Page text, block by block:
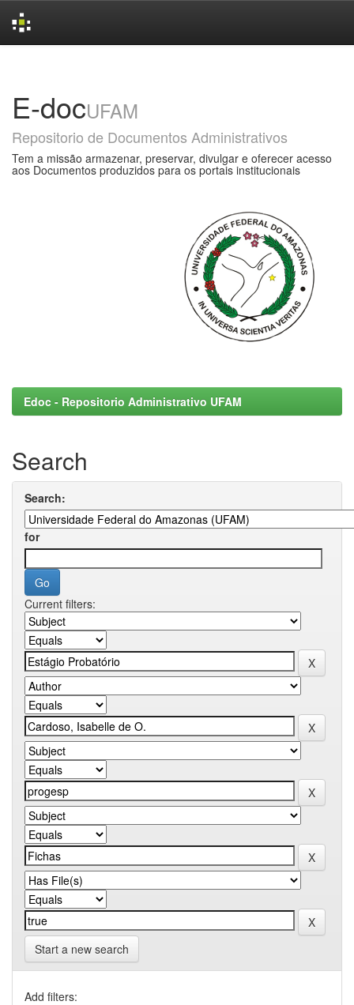
E-docUFAM
Repositorio de Documentos Administrativos
Tem a missão armazenar, preservar, divulgar e oferecer acesso
aos Documentos produzidos para os portais institucionais
Edoc - Repositorio Administrativo UFAM
Search
Search:
for
Current filters:
Start a new search
Add filters: